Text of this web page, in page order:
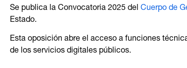
Se publica la Convocatoria 2025 del Cuerpo de
Estado.
Esta oposición abre el acceso a funciones
de los servicios digitales públicos.